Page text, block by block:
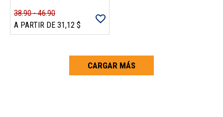
38.90 - 46.90
A PARTIR DE 31,12 $
CARGAR MÁS